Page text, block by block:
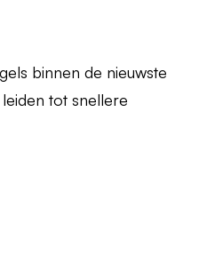
binnen de nieuwste
tot snellere